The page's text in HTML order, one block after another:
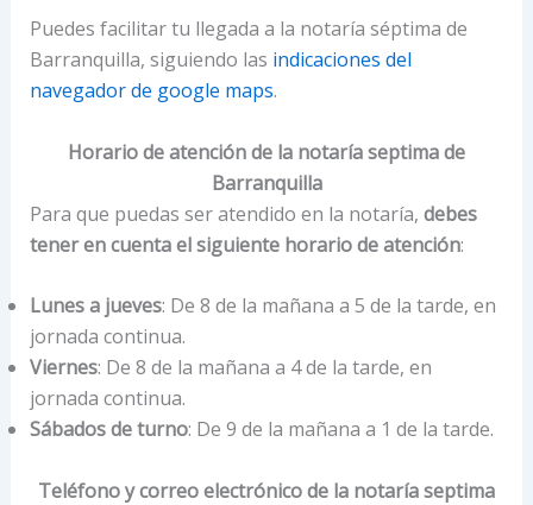
Puedes facilitar tu llegada a la notaría séptima de
Barranquilla, siguiendo las indicaciones del
navegador de google maps.
Horario de atención de la notaría septima de
Barranquilla
Para que puedas ser atendido en la notaría, debes
tener en cuenta el siguiente horario de atención:
Lunes a jueves: De 8 de la mañana a 5 de la tarde, en
jornada continua.
Viernes: De 8 de la mañana a 4 de la tarde, en
jornada continua.
Sábados de turno: De 9 de la mañana a 1 de la tarde.
Teléfono y correo electrónico de la notaría septima